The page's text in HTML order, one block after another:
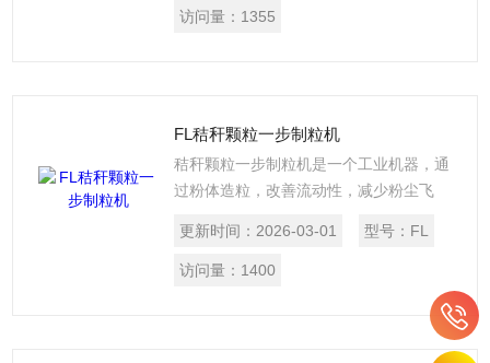
充气密封圈密封， 采用二流式喷枪可控制
合GMP要求。
访问量： 1355
FL秸秆颗粒一步制粒机
秸秆颗粒一步制粒机是一个工业机器，通
过粉体造粒，改善流动性，减少粉尘飞
触部件全部采用不锈钢制作，采用硅橡胶
充气密封圈密封， 采用二流式喷枪可控制
颗粒大小。混合、造粒、干燥集中在同一
密闭容器内完成，运作快速，并避兔粉尘
飞扬、泄漏和污染。FL系列沸腾制粒干燥
更新时间： 2026-03-01 型号： FL
访问量： 1400